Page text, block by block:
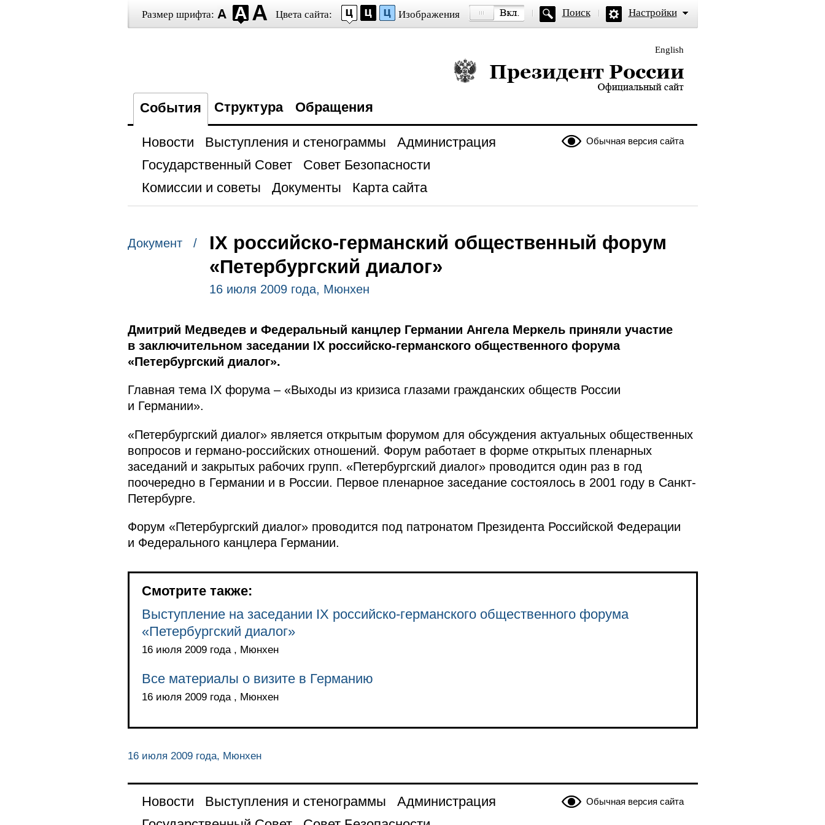
Размер шрифта: Цвета сайта: Изображения Поиск Настройки
English
Президент России — официальный сайт
События Структура Обращения
Обычная версия сайта
Новости Выступления и стенограммы
Администрация
Государственный Совет
Совет Безопасности
Комиссии и советы
Документы Карта сайта
Документ /
IX российско-германский общественный форум
«Петербургский диалог»
16 июля 2009 года, Мюнхен
Дмитрий Медведев и Федеральный канцлер Германии Ангела Меркель приняли участие
в заключительном заседании IX российско-германского общественного форума
«Петербургский диалог».
Главная тема IX форума – «Выходы из кризиса глазами гражданских обществ России
и Германии».
«Петербургский диалог» является открытым форумом для обсуждения актуальных общественных
вопросов и германо-российских отношений. Форум работает в форме открытых пленарных
заседаний и закрытых рабочих групп. «Петербургский диалог» проводится один раз в год
поочередно в Германии и в России. Первое пленарное заседание состоялось в 2001 году в Санкт-
Петербурге.
Форум «Петербургский диалог» проводится под патронатом Президента Российской Федерации
и Федерального канцлера Германии.
Смотрите также:
Выступление на заседании IX российско-германского общественного форума
«Петербургский диалог»
16 июля 2009 года , Мюнхен
Все материалы о визите в Германию
16 июля 2009 года , Мюнхен
16 июля 2009 года, Мюнхен
Обычная версия сайта
Новости Выступления и стенограммы
Администрация